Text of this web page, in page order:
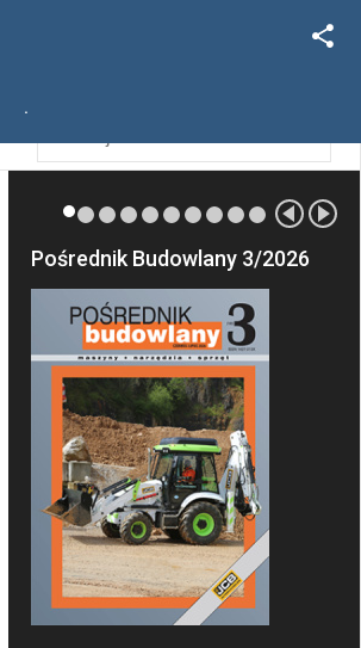
.
Pośrednik Budowlany 3/2026